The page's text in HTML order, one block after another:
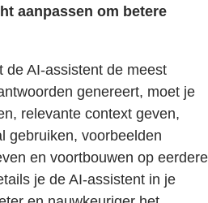
aanpassen om betere
de AI-assistent de meest
genereert, moet je
relevante context geven,
gebruiken, voorbeelden
en voortbouwen op eerdere
je de AI-assistent in je